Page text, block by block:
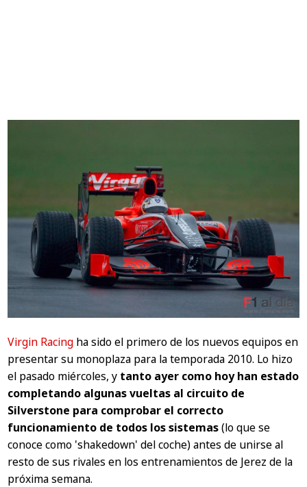
Virgin Racing ha sido el primero de los nuevos equipos en
presentar su monoplaza para la temporada 2010. Lo hizo
el pasado miércoles, y tanto ayer como hoy han estado
completando algunas vueltas al circuito de
Silverstone para comprobar el correcto
funcionamiento de todos los sistemas(lo que se
conoce como 'shakedown' del coche) antes de unirse al
resto de sus rivales en los entrenamientos de Jerez de la
próxima semana.